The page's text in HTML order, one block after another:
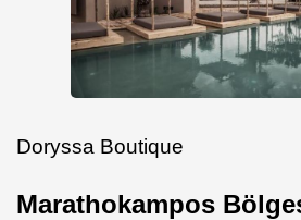
Doryssa Boutique
Marathokampos